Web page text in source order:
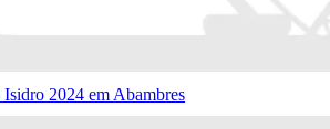
Isidro 2024 em Abambres